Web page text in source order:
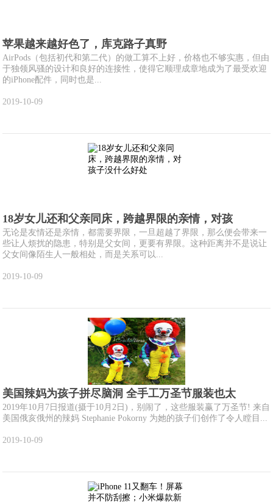
苹果越来越好色了，库克路子真野
AirPods（包括初代和第二代）的做工算不上好，价格也不够实惠，但由
于独领风骚的设计和良好的连接性，使得它顺理成章地成为了最受欢迎
的iPhone配件，同时也是...
2019-10-09
18岁女儿还和父亲同床，跨越界限的亲情，对孩
无论是友情还是亲情，都需要界限，一旦超越了界限，那么便会带来一
些让人烦扰的隐患，特别是父女间，更要有界限。这种距离并不是说让
父女间像陌生人一般相处，而是关系可以...
2019-10-09
美国辣妈为孩子拼尽脑洞 全手工万圣节服装也太
2019年10月7日报道(摄于10月2日)，别闹了，这些服装赢了万圣节! 来自
美国俄亥俄州的辣妈 Stephanie Pokorny 为她的孩子们创作了令人瞠目...
2019-10-09